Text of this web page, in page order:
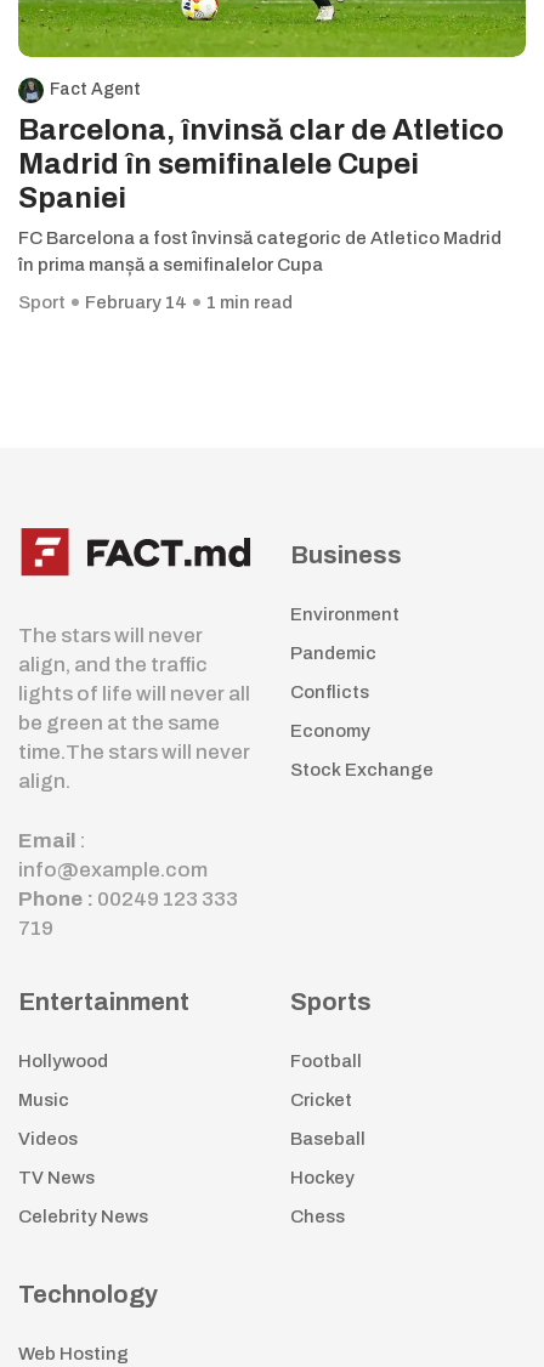
Fact Agent
Barcelona, învinsă clar de Atletico
Madrid în semifinalele Cupei
Spaniei
FC Barcelona a fost învinsă categoric de Atletico Madrid
în prima manșă a semifinalelor Cupa
Sport
February 14 1 min read
The stars will never
align, and the traffic
lights of life will never all
be green at the same
time.The stars will never
align.
Email :
info@example.com
Phone : 00249 123 333
719
Business
Environment
Pandemic
Conflicts
Economy
Stock Exchange
Entertainment
Hollywood
Music
Videos
TV News
Celebrity News
Sports
Football
Cricket
Baseball
Hockey
Chess
Technology
Web Hosting